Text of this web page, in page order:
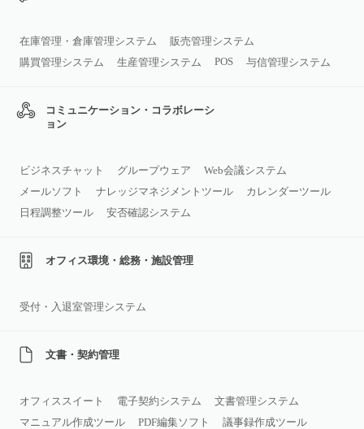
在庫管理・倉庫管理システム
販売管理システム
購買管理システム
生産管理システム POS 与信管理システム
コミュニケーション・コラボレーシ
ョン
ビジネスチャット グループウェア
Web会議システム
メールソフト
ナレッジマネジメントツール
カレンダーツール
日程調整ツール
安否確認システム
オフィス環境・総務・施設管理
受付・入退室管理システム
文書・契約管理
オフィススイート 電子契約システム
文書管理システム
マニュアル作成ツール
PDF編集ソフト 議事録作成ツール